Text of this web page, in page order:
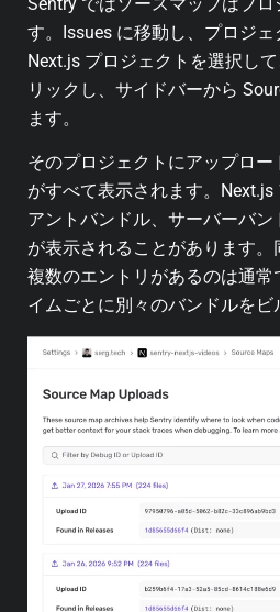
す。Issues に移動し、プロジ
Next.js プロジェクトを選択し
リックし、サイドバーから
ます。
そのプロジェクトにアップロ
がすべて表示されます。Next.js
アントバンドル、サーバーバ
が表示されることがあります
複数のエントリがあるのは通常
イムごとに別々のバンドルをビ